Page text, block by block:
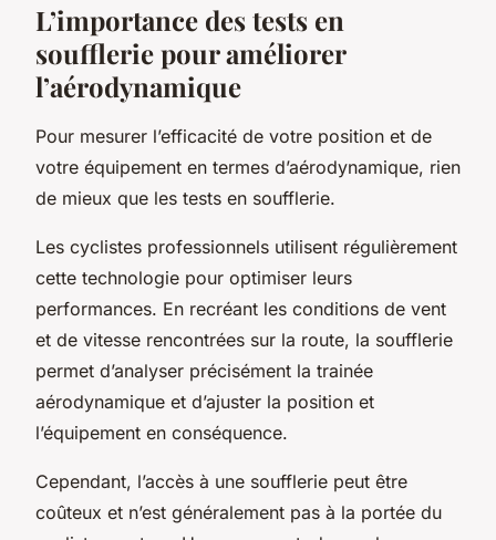
L’importance des tests en
soufflerie pour améliorer
l’aérodynamique
Pour mesurer l’efficacité de votre position et de
votre équipement en termes d’aérodynamique, rien
de mieux que les tests en soufflerie.
Les cyclistes professionnels utilisent régulièrement
cette technologie pour optimiser leurs
performances. En recréant les conditions de vent
et de vitesse rencontrées sur la route, la soufflerie
permet d’analyser précisément la trainée
aérodynamique et d’ajuster la position et
l’équipement en conséquence.
Cependant, l’accès à une soufflerie peut être
coûteux et n’est généralement pas à la portée du